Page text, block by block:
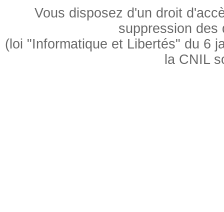
Vous disposez d'un droit
suppression des
(loi "Informatique et Libertés" du 6
la CNIL